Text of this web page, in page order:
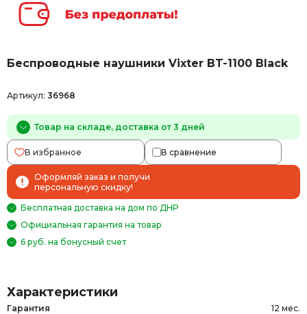
Беспроводные наушники Vixter BT-1100 Black
Артикул: 36968
Товар на складе, доставка от 3 дней
В избранное В сравнение
Оформляй заказ и получи
персональную скидку!
Бесплатная доставка на дом по ДНР
Официальная гарантия на товар
6 руб. на бонусный счет
Характеристики
Гарантия 12 мес.